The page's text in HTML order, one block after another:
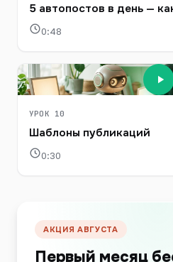
5 автопостов в день —
0:48
УРОК 10
Шаблоны публикаций
0:30
АКЦИЯ АВГУСТА
Первый месяц